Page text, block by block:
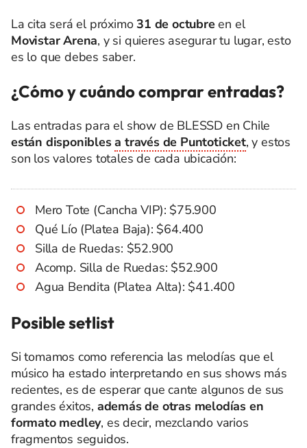
La cita será el próximo31 de octubreen el
Movistar Arena, y si quieres asegurar tu lugar, esto
es lo que debes saber.
¿Cómo y cuándo comprar entradas?
Las entradas para el show de BLESSD en Chile
están disponiblesa través de Puntoticket, y estos
son los valores totales de cada ubicación:
Mero Tote (Cancha VIP): $75.900
Qué Lío (Platea Baja): $64.400
Silla de Ruedas: $52.900
Acomp. Silla de Ruedas: $52.900
Agua Bendita (Platea Alta): $41.400
Posible setlist
Si tomamos como referencia las melodías que el
músico ha estado interpretando en sus shows más
recientes, es de esperar que cante algunos de sus
grandes éxitos, además de otras melodías en
formato medley, es decir, mezclando varios
fragmentos seguidos.